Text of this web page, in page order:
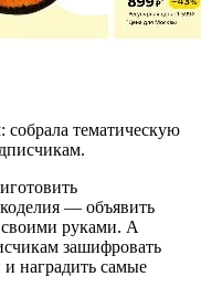
тематическую
— объявить
руками. А
зашифровать
наградить самые